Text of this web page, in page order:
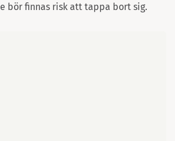
bör finnas risk att tappa bort sig.